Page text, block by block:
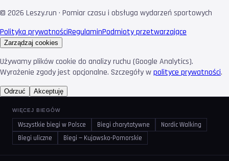
© 2026 Leszy.run · Pomiar czasu i obsługa wydarzeń sportowych
Polityka prywatnościRegulaminPodmioty przetwarzające
Zarządzaj cookies
Używamy plików cookie do analizy ruchu (Google Analytics).
Wyrażenie zgody jest opcjonalne. Szczegóły wpolityce prywatności.
Odrzuć Akceptuję
WIĘCEJ BIEGÓW
Wszystkie biegi w Polsce Biegi charytatywne
Nordic Walking
Biegi uliczne
Biegi — Kujawsko-Pomorskie